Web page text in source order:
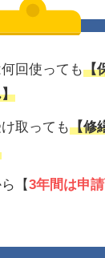
回使っても【
取っても【修
【3年間は申